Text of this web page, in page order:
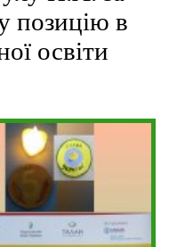
позицію в
освіти